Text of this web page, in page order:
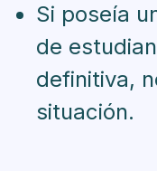
Si poseía
de
definitiva,
situación.